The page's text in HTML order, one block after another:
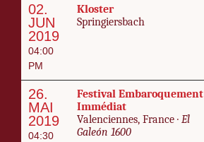
02.
JUN
2019
04:00
PM
Kloster
Sprin­giers­bach
26.
MAI
2019
04:30
Fes­ti­val Em­baro­que­ment
Im­mé­di­at
Va­len­ci­ennes, France · El
Galeón 1600